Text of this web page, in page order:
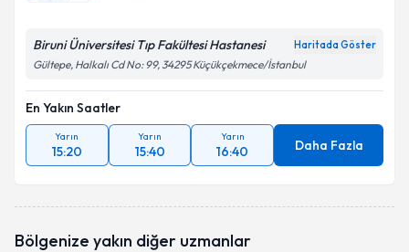
Biruni Üniversitesi Tıp Fakültesi Hastanesi Haritada Göster
Gültepe, Halkalı Cd No: 99, 34295 Küçükçekmece/İstanbul
En Yakın Saatler
Yarın
15:20
Yarın
15:40
Yarın
16:40 Daha Fazla
Bölgenize yakın diğer uzmanlar